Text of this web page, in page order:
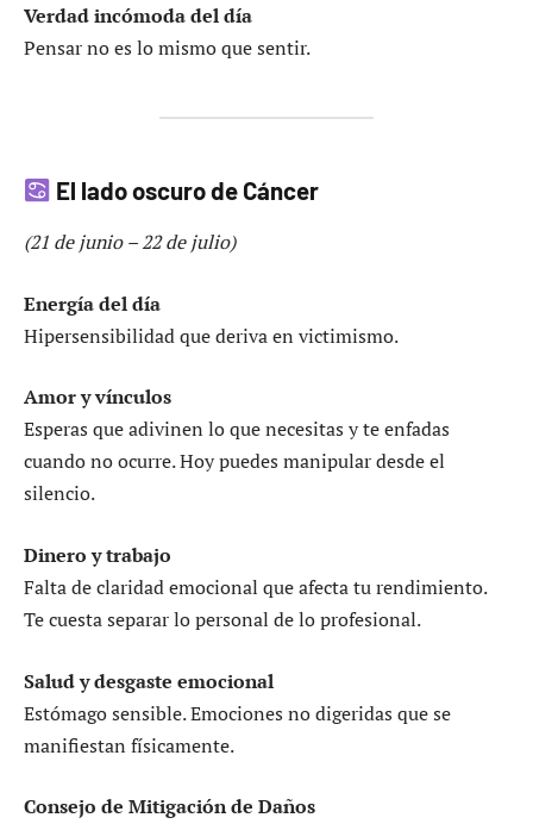
Verdad incómoda del día
Pensar no es lo mismo que sentir.
El lado oscuro de Cáncer
(21 de junio – 22 de julio)
Energía del día
Hipersensibilidad que deriva en victimismo.
Amor y vínculos
Esperas que adivinen lo que necesitas y te enfadas
cuando no ocurre. Hoy puedes manipular desde el
silencio.
Dinero y trabajo
Falta de claridad emocional que afecta tu rendimiento.
Te cuesta separar lo personal de lo profesional.
Salud y desgaste emocional
Estómago sensible. Emociones no digeridas que se
manifiestan físicamente.
Consejo de Mitigación de Daños